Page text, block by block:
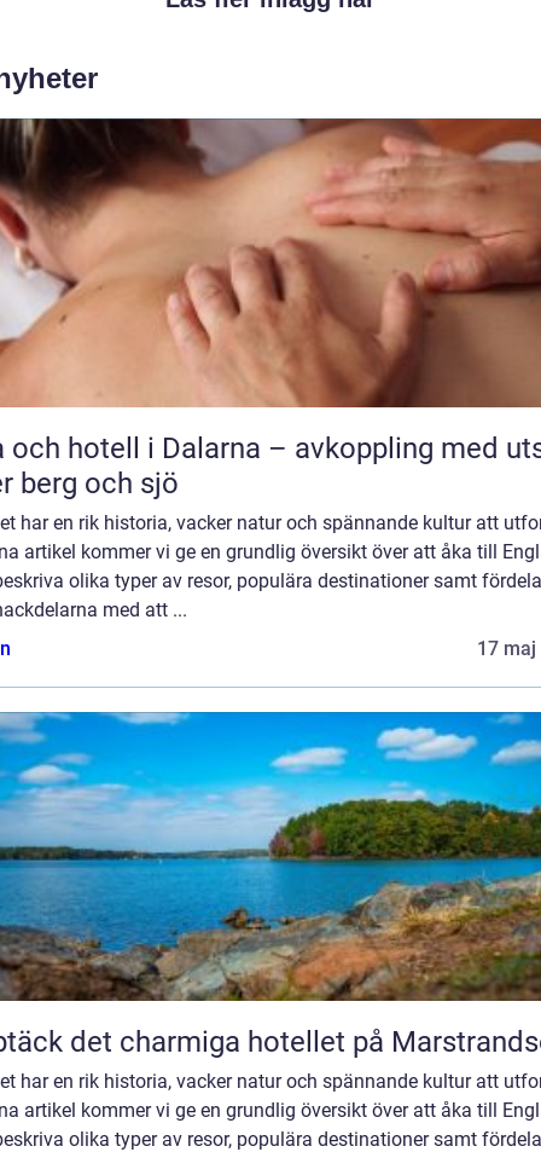
och hotell i Dalarna – avkoppling med
berg och sjö
har en rik historia, vacker natur och spännande kultur att
artikel kommer vi ge en grundlig översikt över att åka till
olika typer av resor, populära destinationer samt
med att ...
17 maj
det charmiga hotellet på
har en rik historia, vacker natur och spännande kultur att
artikel kommer vi ge en grundlig översikt över att åka till
olika typer av resor, populära destinationer samt